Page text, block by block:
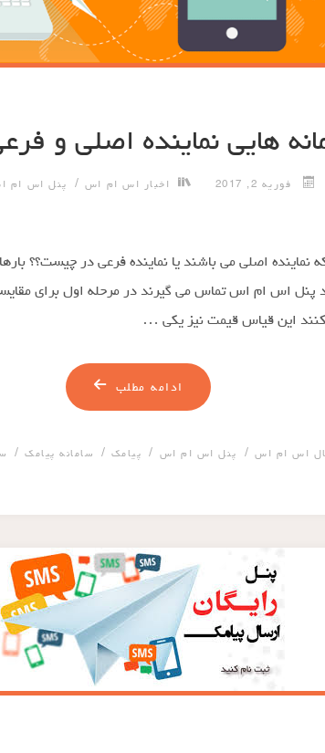
هایی نماینده اصلی و
فوریه 2, 2017 اخبار اس ام اس / پنل اس ام
نماینده اصلی می باشند یا نماینده فرعی در چیست؟؟
پنل اس ام اس تماس می گیرند در مرحله اول برای
این قیاس قیمت نیز یکی …
ادامه مطلب
اس ام اس/ پنل اس ام اس / پیامک / سامانه پیامک/